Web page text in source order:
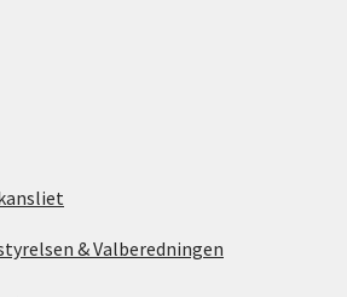
& Valberedningen